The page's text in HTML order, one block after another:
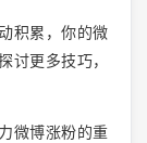
积累，你的微
讨更多技巧，
微博涨粉的重